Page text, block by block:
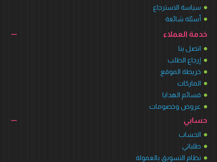
سياسة الاسترجاع
أسئلة شائعة
خدمة العملاء
اتصل بنا
إرجاع الطلب
خريطة الموقع
الماركات
قسائم الهدايا
عروض وخصومات
حسابي
الحساب
طلباتي
نظام التسويق بالعمولة